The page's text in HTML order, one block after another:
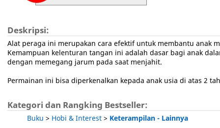
Deskripsi:
Alat peraga ini merupakan cara efektif untuk membantu anak
Kemampuan kelenturan tangan ini adalah dasar bagi anak
dengan memegang jarum pada saat menjahit.
Permainan ini bisa diperkenalkan kepada anak usia di atas 2
Kategori dan Rangking Bestseller:
Buku > Hobi & Interest > Keterampilan - Lainnya